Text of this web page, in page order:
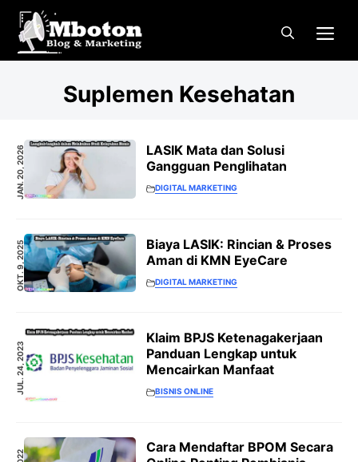
Langsung
Suplemen Kesehatan
JAN. 20, 2026
LASIK Mata dan Solusi
Gangguan Penglihatan
DIGITAL MARKETING
OKT. 9, 2025
Biaya LASIK: Rincian & Proses
Aman di KMN EyeCare
DIGITAL MARKETING
JUL. 24, 2023
Klaim BPJS Ketenagakerjaan
Panduan Lengkap untuk
Mencairkan Manfaat
BISNIS ONLINE
Cara Mendaftar BPOM Secara